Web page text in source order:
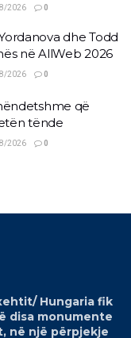
2026 0
dhe Todd
në AllWeb 2026
2026 0
që
tënde
2026 0
Hungaria fik
disa monumente
në një përpjekje